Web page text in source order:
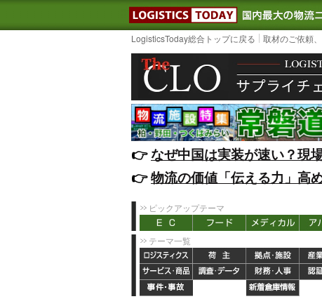
LOGISTICS
LogisticsToday総合トップに戻る 取材のご依頼
👉️なぜ中国は実装が速い？現
👉️物流の価値「伝える力」高
ピックアップテーマ
テーマ一覧